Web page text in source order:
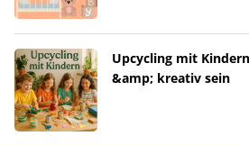
Upcycling mit
&amp; kreativ sein